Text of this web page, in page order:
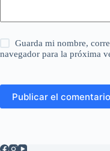
Guarda mi nombre,
navegador para la próxima
Publicar el comentario